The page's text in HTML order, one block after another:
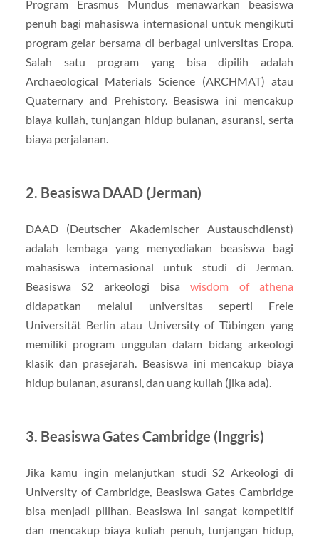
Program Erasmus Mundus menawarkan beasiswa
penuh bagi mahasiswa internasional untuk mengikuti
program gelar bersama di berbagai universitas Eropa.
Salah satu program yang bisa dipilih adalah
Archaeological Materials Science (ARCHMAT) atau
Quaternary and Prehistory. Beasiswa ini mencakup
biaya kuliah, tunjangan hidup bulanan, asuransi, serta
biaya perjalanan.
2. Beasiswa DAAD (Jerman)
DAAD (Deutscher Akademischer Austauschdienst)
adalah lembaga yang menyediakan beasiswa bagi
mahasiswa internasional untuk studi di Jerman.
Beasiswa S2 arkeologi bisawisdom of athena
didapatkan melalui universitas seperti Freie
Universität Berlin atau University of Tübingen yang
memiliki program unggulan dalam bidang arkeologi
klasik dan prasejarah. Beasiswa ini mencakup biaya
hidup bulanan, asuransi, dan uang kuliah (jika ada).
3. Beasiswa Gates Cambridge (Inggris)
Jika kamu ingin melanjutkan studi S2 Arkeologi di
University of Cambridge, Beasiswa Gates Cambridge
bisa menjadi pilihan. Beasiswa ini sangat kompetitif
dan mencakup biaya kuliah penuh, tunjangan hidup,